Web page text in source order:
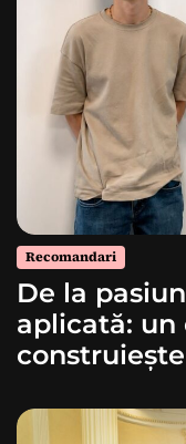
Recomandari
De la
aplicată: un